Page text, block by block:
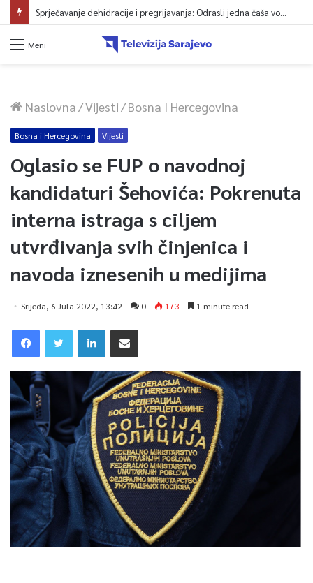
Sprječavanje dehidracije i pregrijavanja: Odrasli jedna čaša vode na sat vremena
Meni
Naslovna/Vijesti/Bosna I Hercegovina
Bosna i Hercegovina Vijesti
Oglasio se FUP o navodnoj
kandidaturi Šehovića: Pokrenuta
interna istraga s ciljem
utvrđivanja svih činjenica i
navoda iznesenih u medijima
Srijeda, 6 Jula 2022, 13:42 0 173 1 minute read